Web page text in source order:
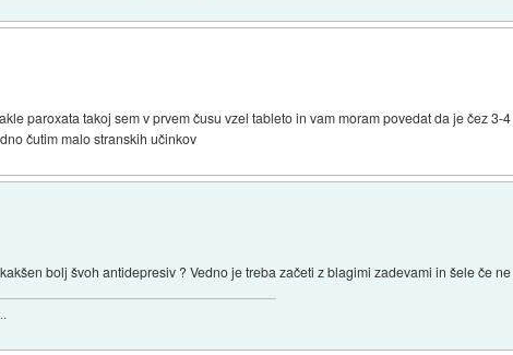
paroxata takoj sem v prvem čusu vzel tableto in vam moram povedat da je čez 3-
čutim malo stranskih učinkov
bolj švoh antidepresiv ? Vedno je treba začeti z blagimi zadevami in šele če